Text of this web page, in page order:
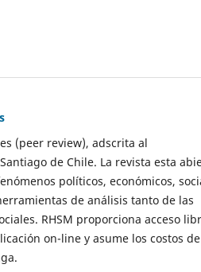
(peer review), adscrita al
de Chile. La revista esta
políticos, económicos,
de análisis tanto de las
RHSM proporciona acceso
on-line y asume los costos de